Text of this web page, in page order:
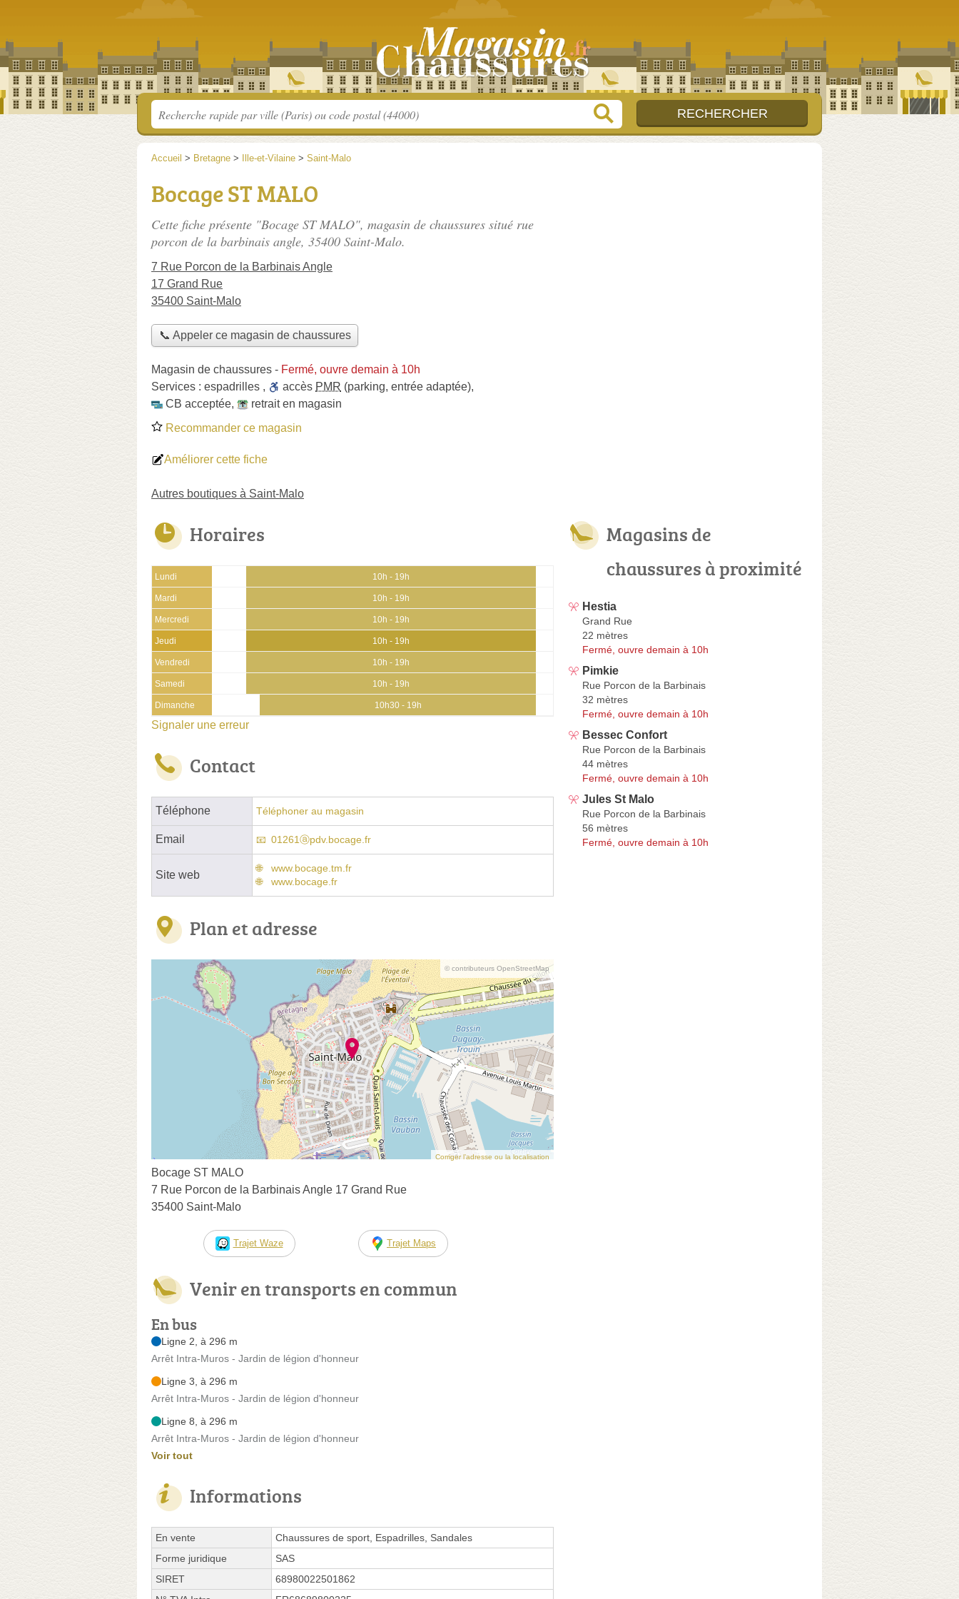
Accueil > Bretagne > Ille-et-Vilaine > Saint-Malo
Bocage ST MALO
Cette fiche présente "Bocage ST MALO", magasin de chaussures situé rue
porcon de la barbinais angle, 35400 Saint-Malo.
7 Rue Porcon de la Barbinais Angle
17 Grand Rue
35400 Saint-Malo
📞 Appeler ce magasin de chaussures
Magasin de chaussures - Fermé, ouvre demain à 10h
Services : espadrilles , accès PMR (parking, entrée adaptée),
CB acceptée,
retrait en magasin
Recommander ce magasin
Améliorer cette fiche
Autres boutiques à Saint-Malo
Horaires
Lundi 10h - 19h
Mardi 10h - 19h
Mercredi 10h - 19h
Jeudi 10h - 19h
Vendredi 10h - 19h
Samedi 10h - 19h
Dimanche 10h30 - 19h
Signaler une erreur
Contact
Téléphone Téléphoner au magasin
Email 01261ⓐpdv.bocage.fr
Site web
www.bocage.tm.fr
www.bocage.fr
Plan et adresse
© contributeurs OpenStreetMap
Corriger l’adresse ou la localisation
Bocage ST MALO
7 Rue Porcon de la Barbinais Angle 17 Grand Rue
35400 Saint-Malo
Trajet Waze Trajet Maps
Venir en transports en commun
En bus
Ligne 2, à 296 m
Arrêt Intra-Muros - Jardin de légion d'honneur
Ligne 3, à 296 m
Arrêt Intra-Muros - Jardin de légion d'honneur
Ligne 8, à 296 m
Arrêt Intra-Muros - Jardin de légion d'honneur
Voir tout
Informations
En vente
Chaussures de sport, Espadrilles, Sandales
Forme juridique
SAS
SIRET
68980022501862
Magasins de
chaussures à proximité
Hestia
Grand Rue
22 mètres
Fermé, ouvre demain à 10h
Pimkie
Rue Porcon de la Barbinais
32 mètres
Fermé, ouvre demain à 10h
Bessec Confort
Rue Porcon de la Barbinais
44 mètres
Fermé, ouvre demain à 10h
Jules St Malo
Rue Porcon de la Barbinais
56 mètres
Fermé, ouvre demain à 10h